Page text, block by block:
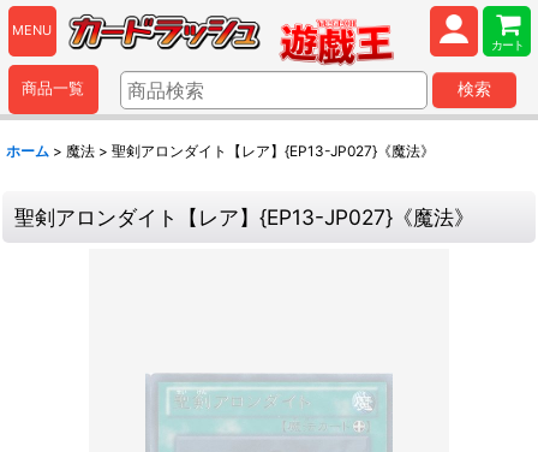
MENU
カート
商品一覧 検索
ホーム > 魔法 > 聖剣アロンダイト【レア】{EP13-JP027}《魔法》
聖剣アロンダイト【レア】{EP13-JP027}《魔法》